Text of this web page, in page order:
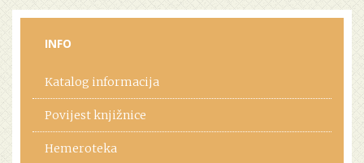
INFO
Katalog informacija
Povijest knjižnice
Hemeroteka